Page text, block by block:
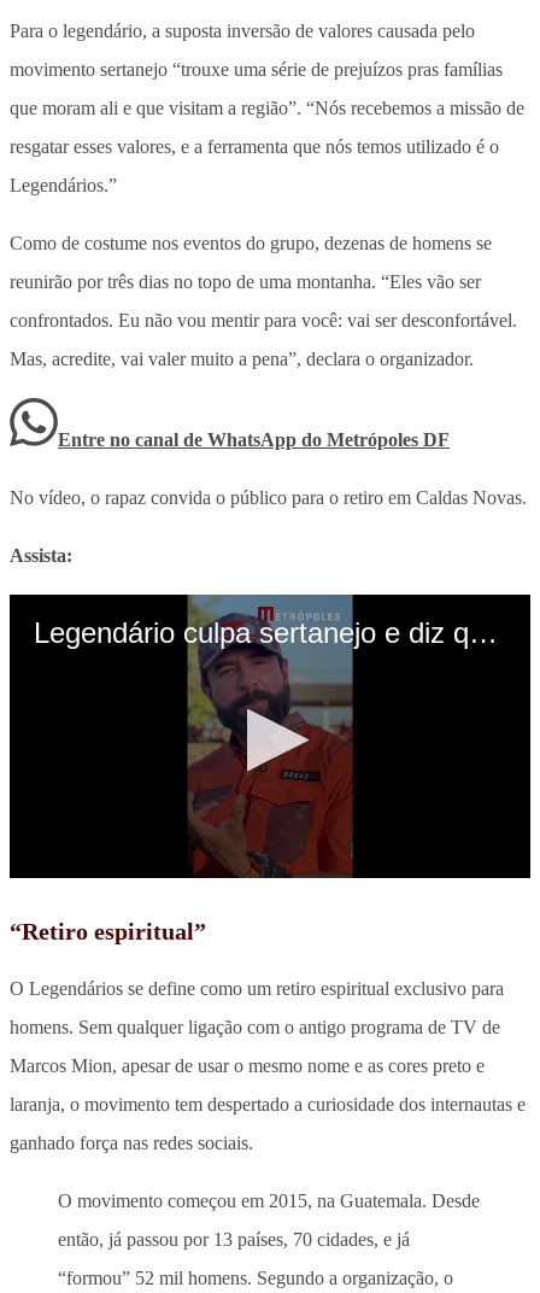
Para o legendário, a suposta inversão de valores causada pelo
movimento sertanejo “trouxe uma série de prejuízos pras famílias
que moram ali e que visitam a região”. “Nós recebemos a missão de
resgatar esses valores, e a ferramenta que nós temos utilizado é o
Legendários.”
Como de costume nos eventos do grupo, dezenas de homens se
reunirão por três dias no topo de uma montanha. “Eles vão ser
confrontados. Eu não vou mentir para você: vai ser desconfortável.
Mas, acredite, vai valer muito a pena”, declara o organizador.
Entre no canal de WhatsApp do Metrópoles DF
No vídeo, o rapaz convida o público para o retiro em Caldas Novas.
Assista:
“Retiro espiritual”
O Legendários se define como um retiro espiritual exclusivo para
homens. Sem qualquer ligação com o antigo programa de TV de
Marcos Mion, apesar de usar o mesmo nome e as cores preto e
laranja, o movimento tem despertado a curiosidade dos internautas e
ganhado força nas redes sociais.
O movimento começou em 2015, na Guatemala. Desde
então, já passou por 13 países, 70 cidades, e já
“formou” 52 mil homens. Segundo a organização, o